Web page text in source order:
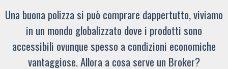
Una buona polizza si può comprare dappertutto, viviamo
in un mondo globalizzato dove i prodotti sono
accessibili ovunque spesso a condizioni economiche
vantaggiose. Allora a cosa serve un Broker?